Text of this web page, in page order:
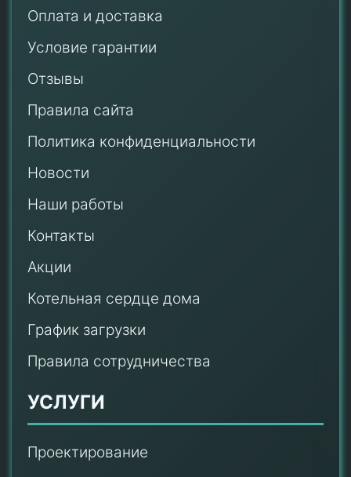
Оплата и доставка
Условие гарантии
Отзывы
Правила сайта
Политика конфиденциальности
Новости
Наши работы
Контакты
Акции
Котельная сердце дома
График загрузки
Правила сотрудничества
УСЛУГИ
Проектирование